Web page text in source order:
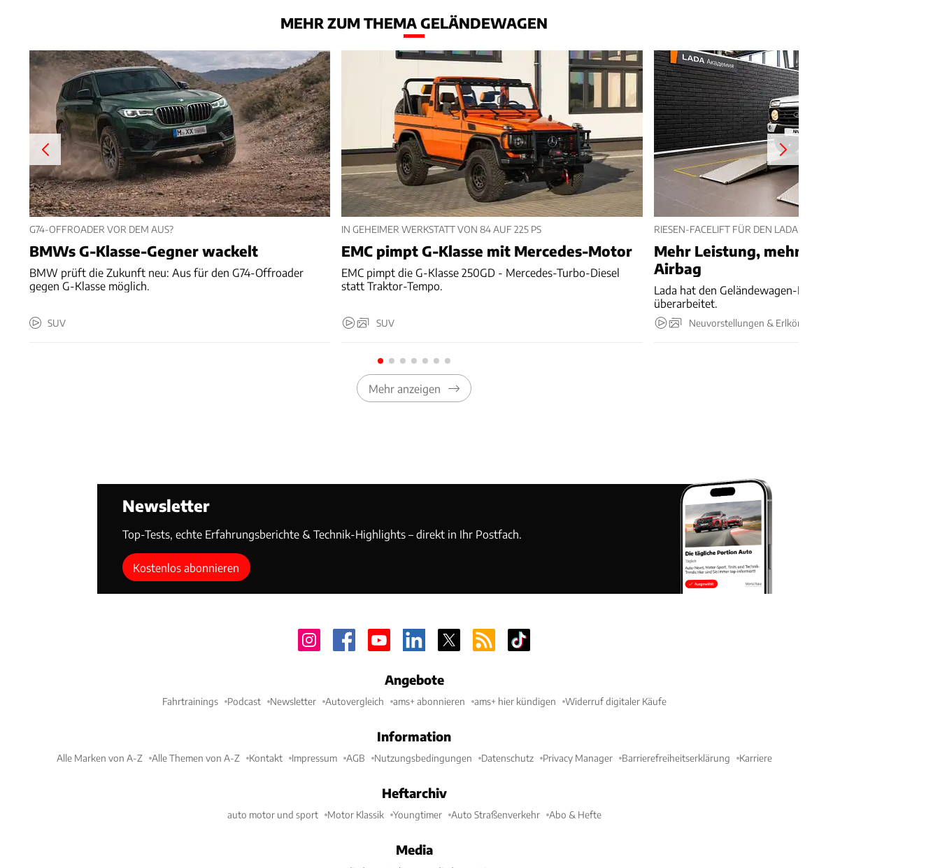
MEHR ZUM THEMA GELÄNDEWAGEN
G74-OFFROADER VOR DEM AUS?
BMWs G-Klasse-Gegner wackelt
BMW prüft die Zukunft neu: Aus für den G74-Offroader
gegen G-Klasse möglich.
SUV
IN GEHEIMER WERKSTATT VON 84 AUF 225 PS
EMC pimpt G-Klasse mit Mercedes-Motor
EMC pimpt die G-Klasse 250GD - Mercedes-Turbo-Diesel
statt Traktor-Tempo.
SUV
RIESEN-FACELIFT FÜR DEN LADA NIVA
Mehr Leistung, mehr Luxus und sogar
Airbag
Lada hat den Geländewagen-Klassiker Niva komplett
überarbeitet.
Neuvorstellungen & Erlkönige
Mehr anzeigen
Newsletter
Top-Tests, echte Erfahrungsberichte & Technik-Highlights – direkt in Ihr Postfach.
Kostenlos abonnieren
Angebote
Fahrtrainings Podcast Newsletter Autovergleich ams+ abonnieren ams+ hier kündigen Widerruf digitaler Käufe
Information
Alle Marken von A-Z Alle Themen von A-Z Kontakt Impressum AGB Nutzungsbedingungen Datenschutz Privacy Manager Barrierefreiheitserklärung Karriere
Heftarchiv
auto motor und sport Motor Klassik Youngtimer Auto Straßenverkehr Abo & Hefte
Media